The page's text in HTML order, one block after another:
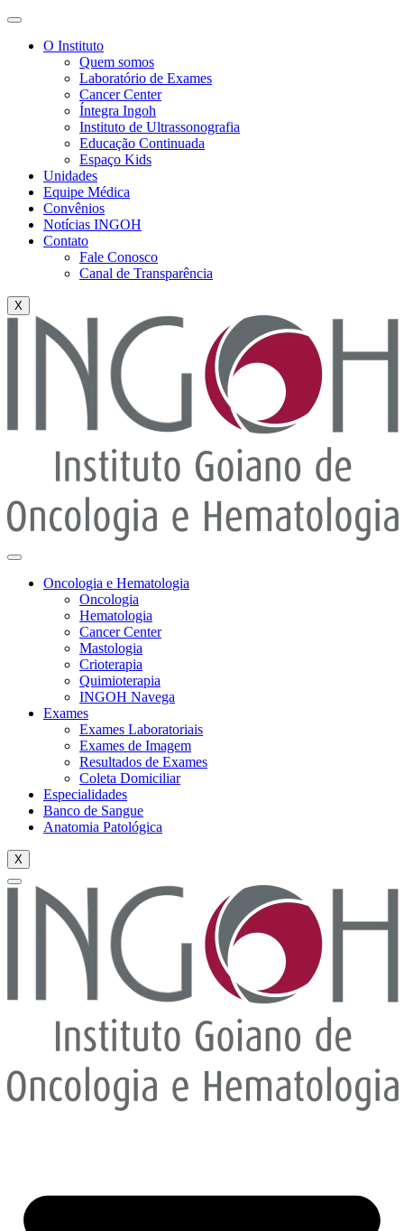
O Instituto
Quem somos
Laboratório de Exames
Cancer Center
Íntegra Ingoh
Instituto de Ultrassonografia
Educação Continuada
Espaço Kids
Unidades
Equipe Médica
Convênios
Notícias INGOH
Contato
Fale Conosco
Canal de Transparência
X
Oncologia e Hematologia
Oncologia
Hematologia
Cancer Center
Mastologia
Crioterapia
Quimioterapia
INGOH Navega
Exames
Exames Laboratoriais
Exames de Imagem
Resultados de Exames
Coleta Domiciliar
Especialidades
Banco de Sangue
Anatomia Patológica
X